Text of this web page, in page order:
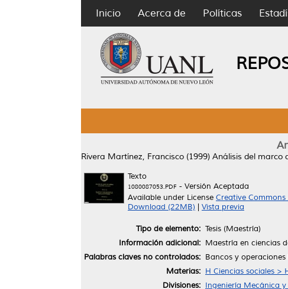
Inicio Acerca de Políticas
Rivera Martínez, Francisco (1999) Análisis del marco
Texto
1080087053.PDF - Versión Aceptada
Available under License Creative
Download (22MB)
Vista previa
Tipo de elemento: Tesis (Maestría)
Información adicional: Maestría en ciencias
Palabras claves no controlados: Bancos y
Materias: H Ciencias sociales >
Divisiones: Ingeniería Mecánica y